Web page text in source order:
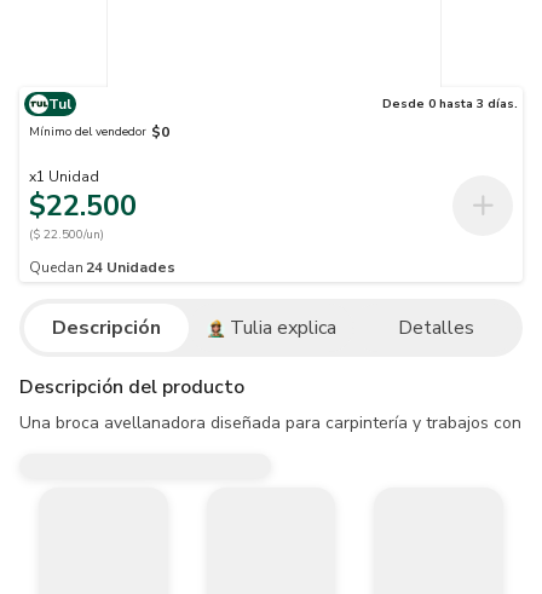
Tul
Desde 0 hasta 3 días.
Mínimo del vendedor $0
x1 Unidad
$22.500
($ 22.500/un)
Quedan 24 Unidades
Descripción Tulia explica Detalles
Descripción del producto
Una broca avellanadora diseñada para carpintería y trabajos con